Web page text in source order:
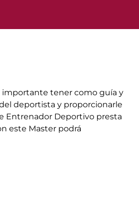
importante tener como guía y
deportista y proporcionarle
Entrenador Deportivo presta
este Master podrá